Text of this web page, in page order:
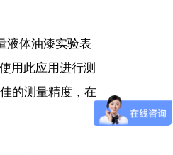
液体油漆实验表
用此应用进行测
的测量精度，在